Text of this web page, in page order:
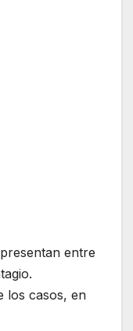
entre
los casos, en